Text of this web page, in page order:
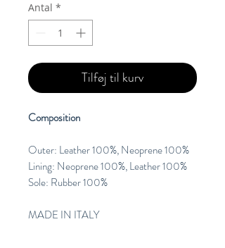
Antal *
Tilføj til kurv
Composition
Outer: Leather 100%, Neoprene 100%
Lining: Neoprene 100%, Leather 100%
Sole: Rubber 100%
MADE IN ITALY